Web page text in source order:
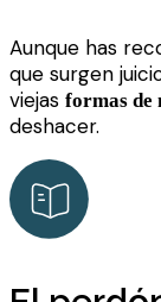
Aunque has
que surgen
viejas formas de
deshacer.